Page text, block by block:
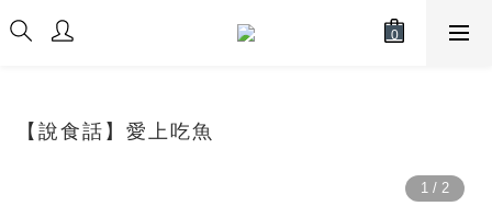
【說食話】愛上吃魚